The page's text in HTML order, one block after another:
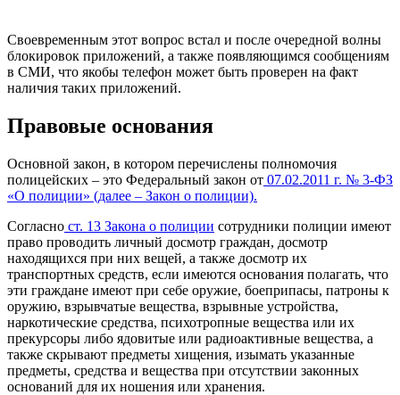
Своевременным этот вопрос встал и после очередной волны
блокировок приложений, а также появляющимся сообщениям
в СМИ, что якобы телефон может быть проверен на факт
наличия таких приложений.
Правовые основания
Основной закон, в котором перечислены полномочия
полицейских – это Федеральный закон от 07.02.2011 г. № 3-ФЗ
«О полиции» (далее – Закон о полиции).
Согласно ст. 13 Закона о полиции сотрудники полиции имеют
право проводить личный досмотр граждан, досмотр
находящихся при них вещей, а также досмотр их
транспортных средств, если имеются основания полагать, что
эти граждане имеют при себе оружие, боеприпасы, патроны к
оружию, взрывчатые вещества, взрывные устройства,
наркотические средства, психотропные вещества или их
прекурсоры либо ядовитые или радиоактивные вещества, а
также скрывают предметы хищения, изымать указанные
предметы, средства и вещества при отсутствии законных
оснований для их ношения или хранения.